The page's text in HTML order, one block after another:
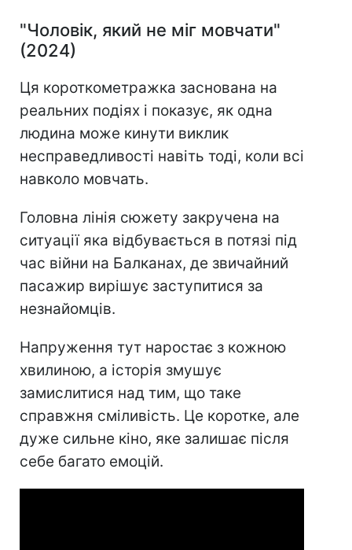
"Чоловік, який не міг мовчати"
(2024)
Ця короткометражка заснована на
реальних подіях і показує, як одна
людина може кинути виклик
несправедливості навіть тоді, коли всі
навколо мовчать.
Головна лінія сюжету закручена на
ситуації яка відбувається в потязі під
час війни на Балканах, де звичайний
пасажир вирішує заступитися за
незнайомців.
Напруження тут наростає з кожною
хвилиною, а історія змушує
замислитися над тим, що таке
справжня сміливість. Це коротке, але
дуже сильне кіно, яке залишає після
себе багато емоцій.